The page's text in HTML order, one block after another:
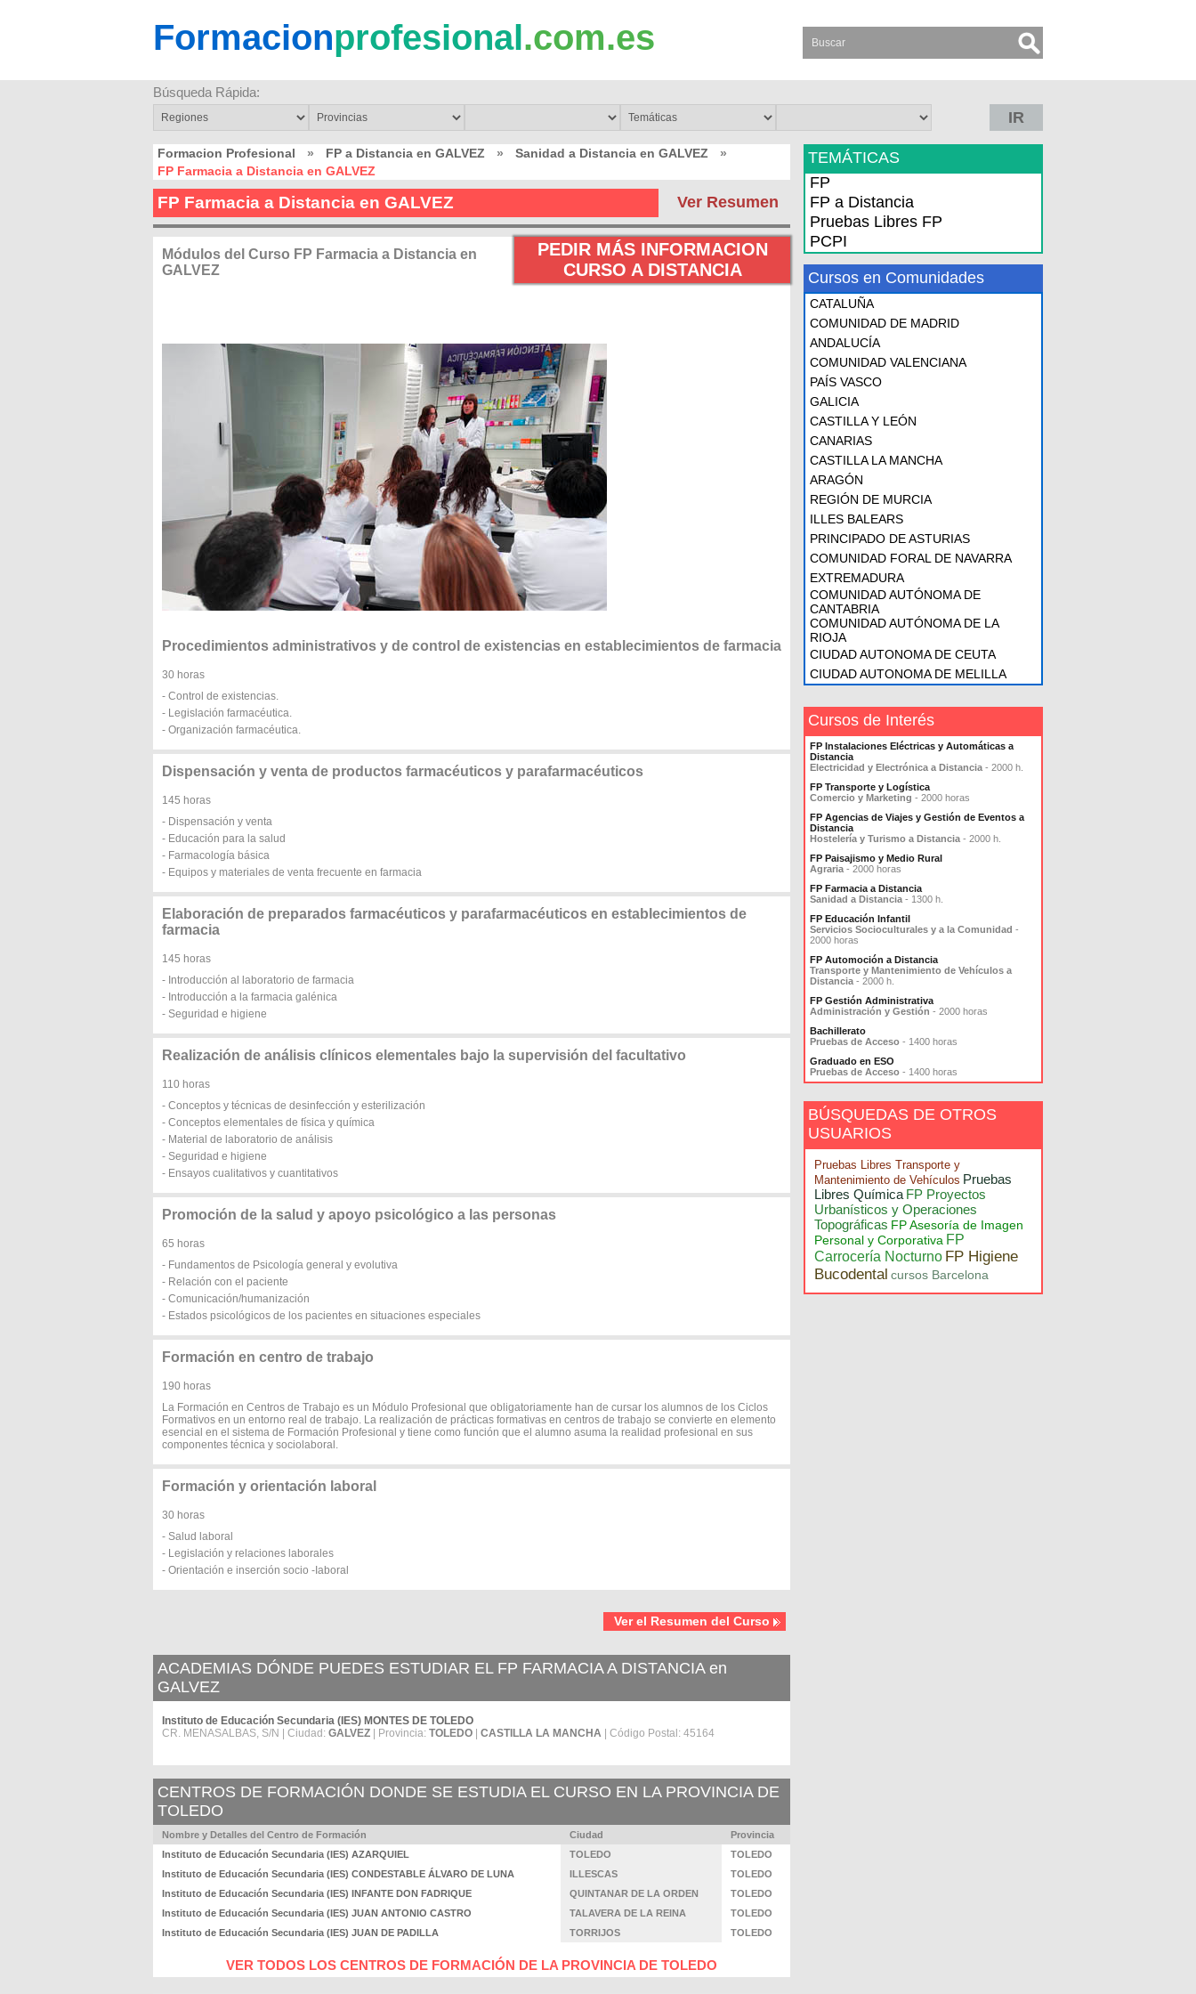
Formacionprofesional.com.es
Búsqueda Rápida:
IR
Formacion Profesional » FP a Distancia en GALVEZ » Sanidad a Distancia en GALVEZ
»
FP Farmacia a Distancia en GALVEZ
Ver Resumen
FP Farmacia a Distancia en GALVEZ
PEDIR MÁS INFORMACION
CURSO A DISTANCIA
Módulos del Curso FP Farmacia a Distancia en
GALVEZ
Procedimientos administrativos y de control de existencias en establecimientos de farmacia
30 horas
- Control de existencias.
- Legislación farmacéutica.
- Organización farmacéutica.
Dispensación y venta de productos farmacéuticos y parafarmacéuticos
145 horas
- Dispensación y venta
- Educación para la salud
- Farmacología básica
- Equipos y materiales de venta frecuente en farmacia
Elaboración de preparados farmacéuticos y parafarmacéuticos en establecimientos de
farmacia
145 horas
- Introducción al laboratorio de farmacia
- Introducción a la farmacia galénica
- Seguridad e higiene
Realización de análisis clínicos elementales bajo la supervisión del facultativo
110 horas
- Conceptos y técnicas de desinfección y esterilización
- Conceptos elementales de física y química
- Material de laboratorio de análisis
- Seguridad e higiene
- Ensayos cualitativos y cuantitativos
Promoción de la salud y apoyo psicológico a las personas
65 horas
- Fundamentos de Psicología general y evolutiva
- Relación con el paciente
- Comunicación/humanización
- Estados psicológicos de los pacientes en situaciones especiales
Formación en centro de trabajo
190 horas
La Formación en Centros de Trabajo es un Módulo Profesional que obligatoriamente han de cursar los alumnos de los Ciclos
Formativos en un entorno real de trabajo. La realización de prácticas formativas en centros de trabajo se convierte en elemento
esencial en el sistema de Formación Profesional y tiene como función que el alumno asuma la realidad profesional en sus
componentes técnica y sociolaboral.
Formación y orientación laboral
30 horas
- Salud laboral
- Legislación y relaciones laborales
- Orientación e inserción socio -Iaboral
Ver el Resumen del Curso
ACADEMIAS DÓNDE PUEDES ESTUDIAR EL FP FARMACIA A DISTANCIA en
GALVEZ
Instituto de Educación Secundaria (IES) MONTES DE TOLEDO
CR. MENASALBAS, S/N | Ciudad: GALVEZ | Provincia: TOLEDO CASTILLA LA MANCHA | Código Postal: 45164
CENTROS DE FORMACIÓN DONDE SE ESTUDIA EL CURSO EN LA PROVINCIA DE
TOLEDO
Nombre y Detalles del Centro de Formación Ciudad
Provincia
Instituto de Educación Secundaria (IES) AZARQUIEL
TOLEDO
TOLEDO
Instituto de Educación Secundaria (IES) CONDESTABLE ÁLVARO DE LUNA
ILLESCAS
TOLEDO
Instituto de Educación Secundaria (IES) INFANTE DON FADRIQUE
QUINTANAR DE LA ORDEN
TOLEDO
Instituto de Educación Secundaria (IES) JUAN ANTONIO CASTRO
TALAVERA DE LA REINA
TOLEDO
Instituto de Educación Secundaria (IES) JUAN DE PADILLA
TORRIJOS TOLEDO
VER TODOS LOS CENTROS DE FORMACIÓN DE LA PROVINCIA DE TOLEDO
TEMÁTICAS
FP
FP a Distancia
Pruebas Libres FP
PCPI
Cursos en Comunidades
CATALUÑA
COMUNIDAD DE MADRID
ANDALUCÍA
COMUNIDAD VALENCIANA
PAÍS VASCO
GALICIA
CASTILLA Y LEÓN
CANARIAS
CASTILLA LA MANCHA
ARAGÓN
REGIÓN DE MURCIA
ILLES BALEARS
PRINCIPADO DE ASTURIAS
COMUNIDAD FORAL DE NAVARRA
EXTREMADURA
COMUNIDAD AUTÓNOMA DE
CANTABRIA
COMUNIDAD AUTÓNOMA DE LA
RIOJA
CIUDAD AUTONOMA DE CEUTA
CIUDAD AUTONOMA DE MELILLA
Cursos de Interés
FP Instalaciones Eléctricas y Automáticas a
Distancia
Electricidad y Electrónica a Distancia - 2000 h.
FP Transporte y Logística
Comercio y Marketing - 2000 horas
FP Agencias de Viajes y Gestión de Eventos a
Distancia
Hostelería y Turismo a Distancia - 2000 h.
FP Paisajismo y Medio Rural
Agraria - 2000 horas
FP Farmacia a Distancia
Sanidad a Distancia - 1300 h.
FP Educación Infantil
Servicios Socioculturales y a la Comunidad -
2000 horas
FP Automoción a Distancia
Transporte y Mantenimiento de Vehículos a
Distancia - 2000 h.
FP Gestión Administrativa
Administración y Gestión - 2000 horas
Bachillerato
Pruebas de Acceso - 1400 horas
Graduado en ESO
Pruebas de Acceso - 1400 horas
BÚSQUEDAS DE OTROS
USUARIOS
Pruebas Libres Transporte y
Mantenimiento de Vehículos Pruebas
Libres Química FP Proyectos
Urbanísticos y Operaciones
Topográficas FP Asesoría de Imagen
Personal y Corporativa FP
Carrocería Nocturno FP Higiene
Bucodental cursos Barcelona